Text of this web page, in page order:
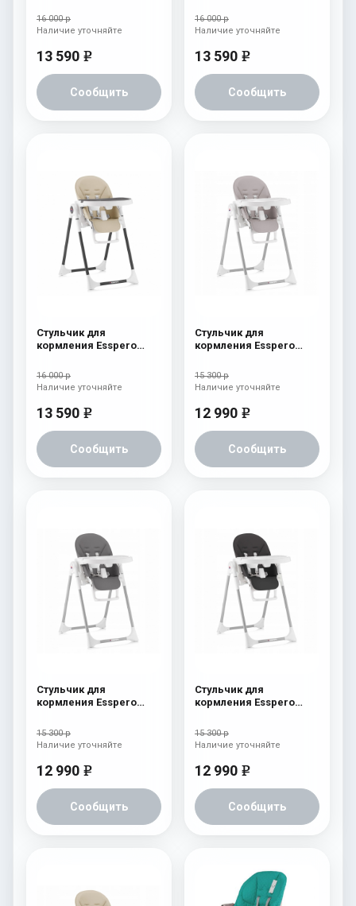
16 000 р
13 590 e
Сообщить
Наличие уточняйте
16 000 р
13 590 e
Сообщить
Наличие уточняйте
Стульчик для
кормления Esspero
16 000 р
13 590 e
Сообщить
Наличие уточняйте
Стульчик для
кормления Esspero
15 300 р
12 990 e
Сообщить
Наличие уточняйте
Стульчик для
кормления Esspero
15 300 р
12 990 e
Сообщить
Наличие уточняйте
Стульчик для
кормления Esspero
15 300 р
12 990 e
Сообщить
Наличие уточняйте